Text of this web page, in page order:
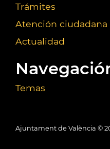
Trámites
Atención ciudadana
Actualidad
Temas
Ajuntament de València ©